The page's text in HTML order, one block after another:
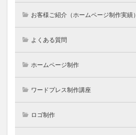
お客様ご紹介（ホームページ制作実績）
よくある質問
ホームページ制作
ワードプレス制作講座
ロゴ制作